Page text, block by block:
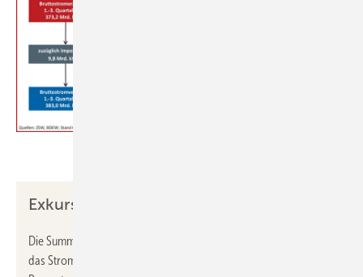
Exkurs
Die Summe aus Nettostromerzeugung und Stromimporten ergibt
das Stromaufkommen. Abzüglich der Stromexporte und des